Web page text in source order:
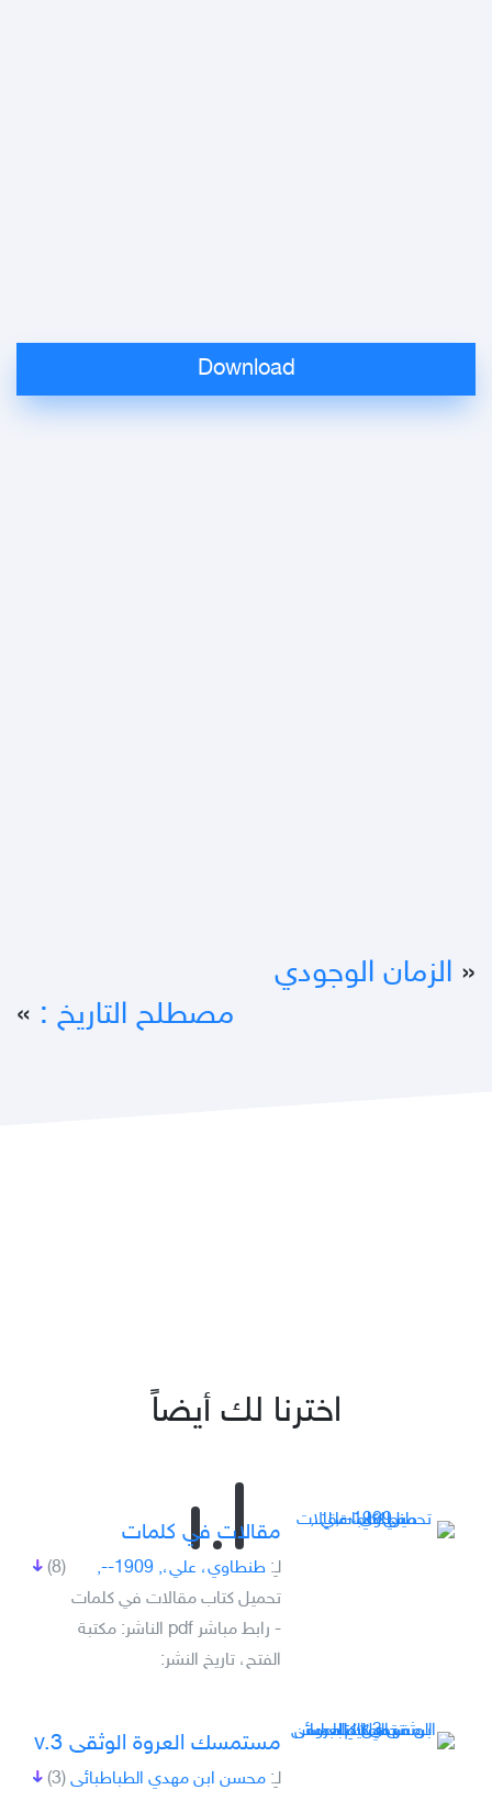
« الزمان الوجودي
مصطلح التاريخ : »
اخترنا لك أيضاً
مقالات في كلمات
(8) لـِ: طنطاوي، علي،, 1909--,
تحميل كتاب مقالات في كلمات
- رابط مباشر pdf الناشر: مكتبة
الفتح، تاريخ النشر:
مستمسك العروة الوثقى v.3
(3) لـِ: محسن ابن مهدي الطباطبائى